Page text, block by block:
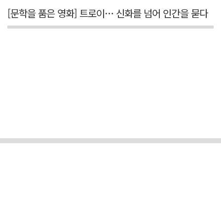
[문학을 품은 영화] 트로이… 신화를 넘어 인간을 묻다